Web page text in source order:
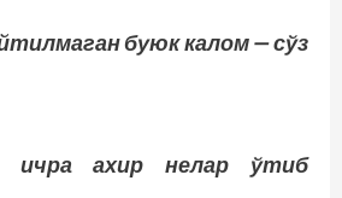
буюк калом — сўз
ичра ахир нелар ўтиб